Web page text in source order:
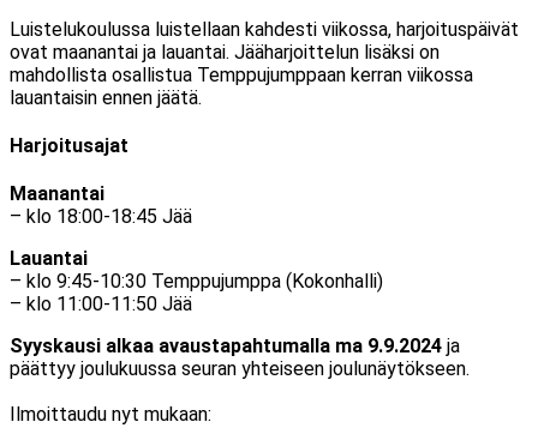
Luistelukoulussa luistellaan kahdesti viikossa, harjoituspäivät
ovat maanantai ja lauantai. Jääharjoittelun lisäksi on
mahdollista osallistua Temppujumppaan kerran viikossa
lauantaisin ennen jäätä.
Harjoitusajat
Maanantai
– klo 18:00-18:45 Jää
Lauantai
– klo 9:45-10:30 Temppujumppa (Kokonhalli)
– klo 11:00-11:50 Jää
Syyskausi alkaa avaustapahtumalla ma 9.9.2024 ja
päättyy joulukuussa seuran yhteiseen joulunäytökseen.
Ilmoittaudu nyt mukaan: